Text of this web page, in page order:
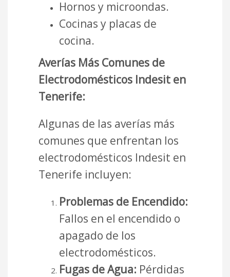
Hornos y microondas.
Cocinas y placas de
cocina.
Averías Más Comunes de
Electrodomésticos Indesit en
Tenerife:
Algunas de las averías más
comunes que enfrentan los
electrodomésticos Indesit en
Tenerife incluyen:
Problemas de Encendido:
Fallos en el encendido o
apagado de los
electrodomésticos.
Fugas de Agua: Pérdidas